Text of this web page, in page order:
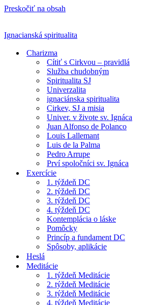
Preskočiť na obsah
Ignacianská spiritualita
Charizma
Cítiť s Cirkvou – pravidlá
Služba chudobným
Spiritualita SJ
Univerzalita
ignaciánska spiritualita
Cirkev, SJ a misia
Univer. v živote sv. Ignáca
Juan Alfonso de Polanco
Louis Lallemant
Luis de la Palma
Pedro Arrupe
Prví spoločníci sv. Ignáca
Exercície
1. týždeň DC
2. týždeň DC
3. týždeň DC
4. týždeň DC
Kontemplácia o láske
Pomôcky
Princíp a fundament DC
Spôsoby, aplikácie
Heslá
Meditácie
1. týždeň Meditácie
2. týždeň Meditácie
3. týždeň Meditácie
4. týždeň Meditácie